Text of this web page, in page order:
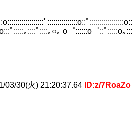
ﾟ:::::::::::::::o::ﾟ
ﾟ:::::｡::::ﾟ::::｡○｡ o゜::::::o゜::ﾟ:::::o｡
03/30(火) 21:20:37.64 ID:z/7RoaZo